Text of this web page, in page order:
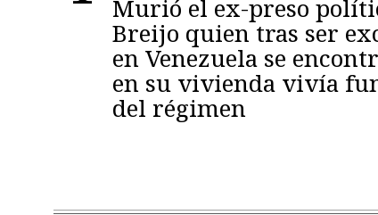
Murió el ex-preso
Breijo quien tras ser
en Venezuela se
en su vivienda vivía
del régimen